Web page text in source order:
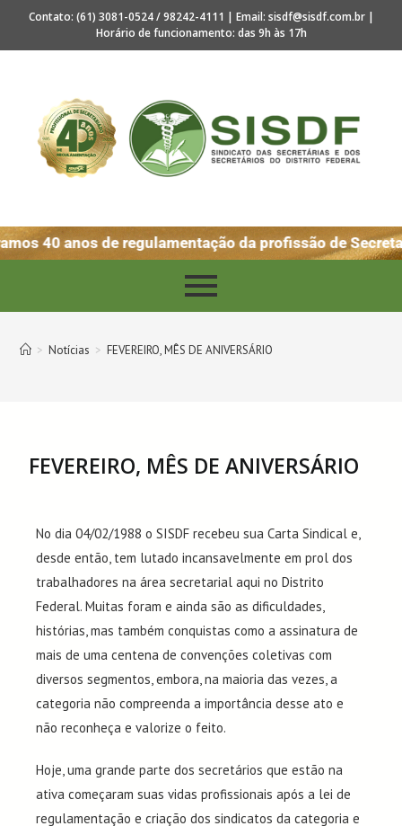
Contato: (61) 3081-0524 / 98242-4111 | Email: sisdf@sisdf.com.br |
Horário de funcionamento: das 9h às 17h
40 anos de regulamentação da profissão de
> Notícias > FEVEREIRO, MÊS DE ANIVERSÁRIO
FEVEREIRO, MÊS DE ANIVERSÁRIO
No dia 04/02/1988 o SISDF recebeu sua Carta Sindical e,
desde então, tem lutado incansavelmente em prol dos
trabalhadores na área secretarial aqui no Distrito
Federal. Muitas foram e ainda são as dificuldades,
histórias, mas também conquistas como a assinatura de
mais de uma centena de convenções coletivas com
diversos segmentos, embora, na maioria das vezes, a
categoria não compreenda a importância desse ato e
não reconheça e valorize o feito.
Hoje, uma grande parte dos secretários que estão na
ativa começaram suas vidas profissionais após a lei de
regulamentação e criação dos sindicatos da categoria e